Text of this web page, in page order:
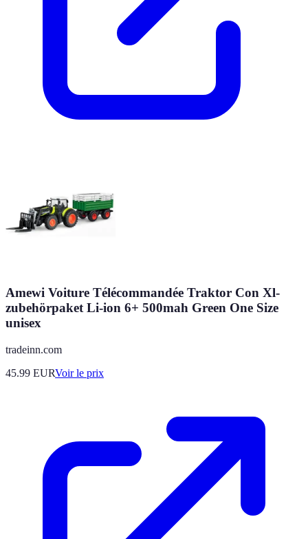
Amewi Voiture Télécommandée Traktor Con Xl-
zubehörpaket Li-ion 6+ 500mah Green One Size
unisex
tradeinn.com
45.99 EURVoir le prix